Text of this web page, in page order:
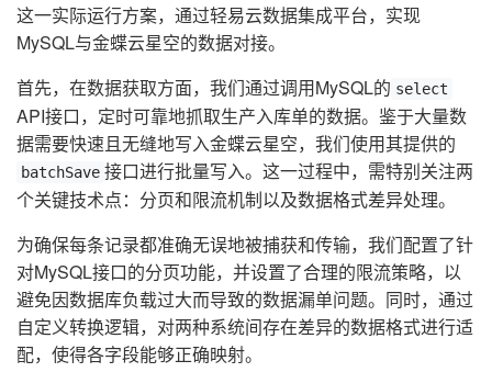
这一实际运行方案，通过轻易云数据集成平台，实现
MySQL与金蝶云星空的数据对接。
首先，在数据获取方面，我们通过调用MySQL的 select
API接口，定时可靠地抓取生产入库单的数据。鉴于大量数
据需要快速且无缝地写入金蝶云星空，我们使用其提供的
batchSave 接口进行批量写入。这一过程中，需特别关注两
个关键技术点：分页和限流机制以及数据格式差异处理。
为确保每条记录都准确无误地被捕获和传输，我们配置了针
对MySQL接口的分页功能，并设置了合理的限流策略，以
避免因数据库负载过大而导致的数据漏单问题。同时，通过
自定义转换逻辑，对两种系统间存在差异的数据格式进行适
配，使得各字段能够正确映射。